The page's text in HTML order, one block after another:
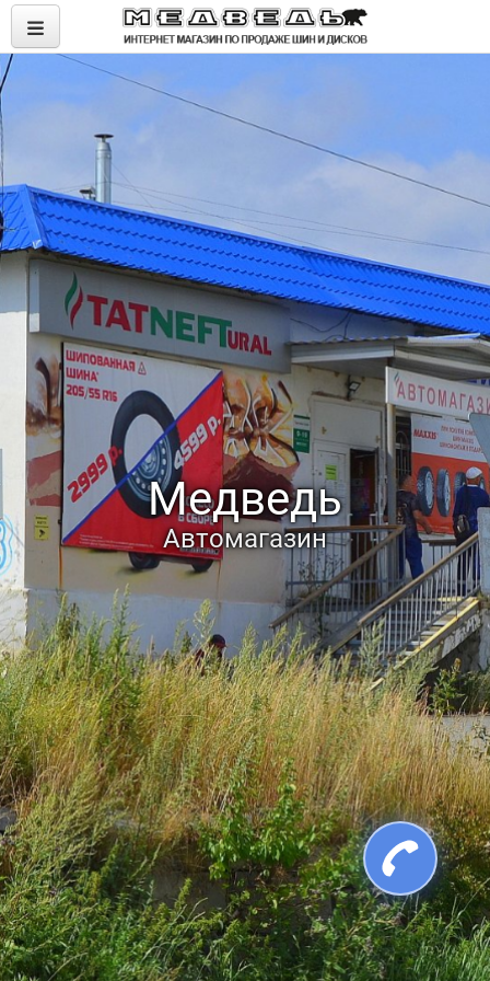
Медведь
Автомагазин